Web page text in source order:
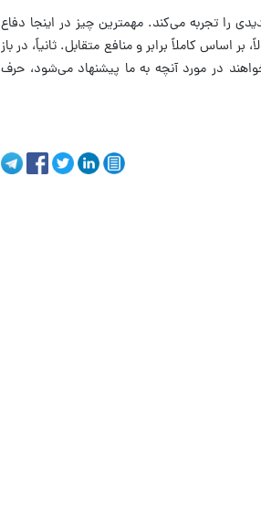
را تجربه می‌کند. مهمترین چیز در اینجا دفاع
اساس کاملاً برابر و منافع متقابل. ثانیاً، در باز
در مورد آنچه به ما پیشنهاد می‌شود، حرف